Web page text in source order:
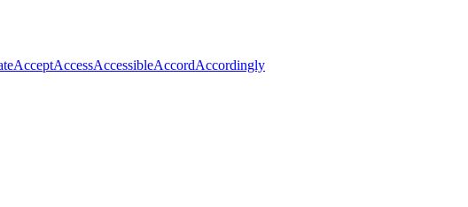
AcceptAccessAccessibleAccordAccordingly